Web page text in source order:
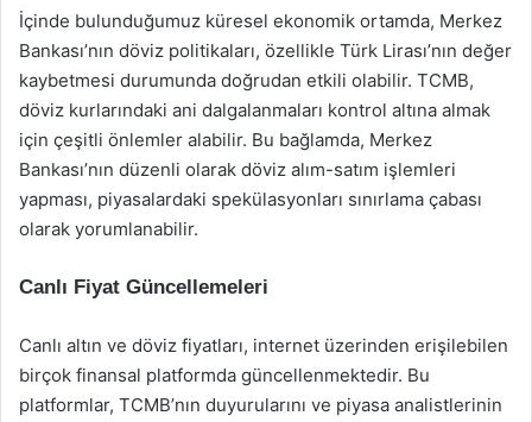
İçinde bulunduğumuz küresel ekonomik ortamda, Merkez
Bankası’nın döviz politikaları, özellikle Türk Lirası’nın değer
kaybetmesi durumunda doğrudan etkili olabilir. TCMB,
döviz kurlarındaki ani dalgalanmaları kontrol altına almak
için çeşitli önlemler alabilir. Bu bağlamda, Merkez
Bankası’nın düzenli olarak döviz alım-satım işlemleri
yapması, piyasalardaki spekülasyonları sınırlama çabası
olarak yorumlanabilir.
Canlı Fiyat Güncellemeleri
Canlı altın ve döviz fiyatları, internet üzerinden erişilebilen
birçok finansal platformda güncellenmektedir. Bu
platformlar, TCMB’nın duyurularını ve piyasa analistlerinin